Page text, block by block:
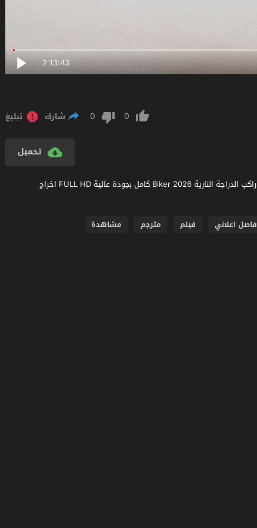
2:13:43
0
0 شارك تبليغ
تحميل
مشاهدة فيلم Biker 2026 مترجم عربي اون لاين مشاهدة وتحميل مباشر راكب الدراجة النارية Biker 2026 كامل بجودة عالية FULL HD اخراج
فاصل اعلاني فيلم مترجم مشاهدة